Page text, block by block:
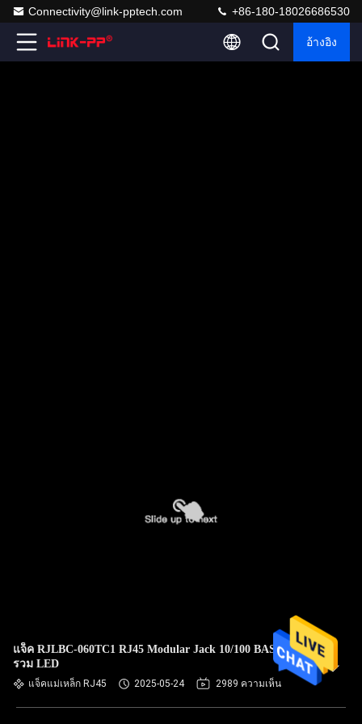
Connectivity@link-pptech.com +86-180-18026686530
อ้างอิง
แจ็ค RJLBC-060TC1 RJ45 Modular Jack 10/100 BASE-TX ที่
รวม LED
แจ็คแม่เหล็ก RJ45 2025-05-24 2989 ความเห็น